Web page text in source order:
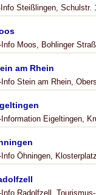
Steißlingen, Schulstr.
Moos, Bohlinger
am Rhein
Stein am Rhein,
Eigeltingen,
Öhningen,
Radolfzell,